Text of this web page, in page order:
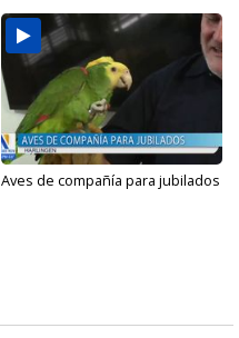
Aves de compañía para jubilados